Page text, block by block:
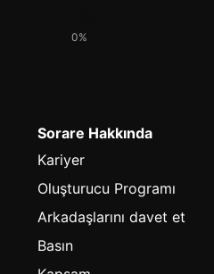
0%
Sorare Hakkında
Kariyer
Oluşturucu Programı
Arkadaşlarını davet et
Basın